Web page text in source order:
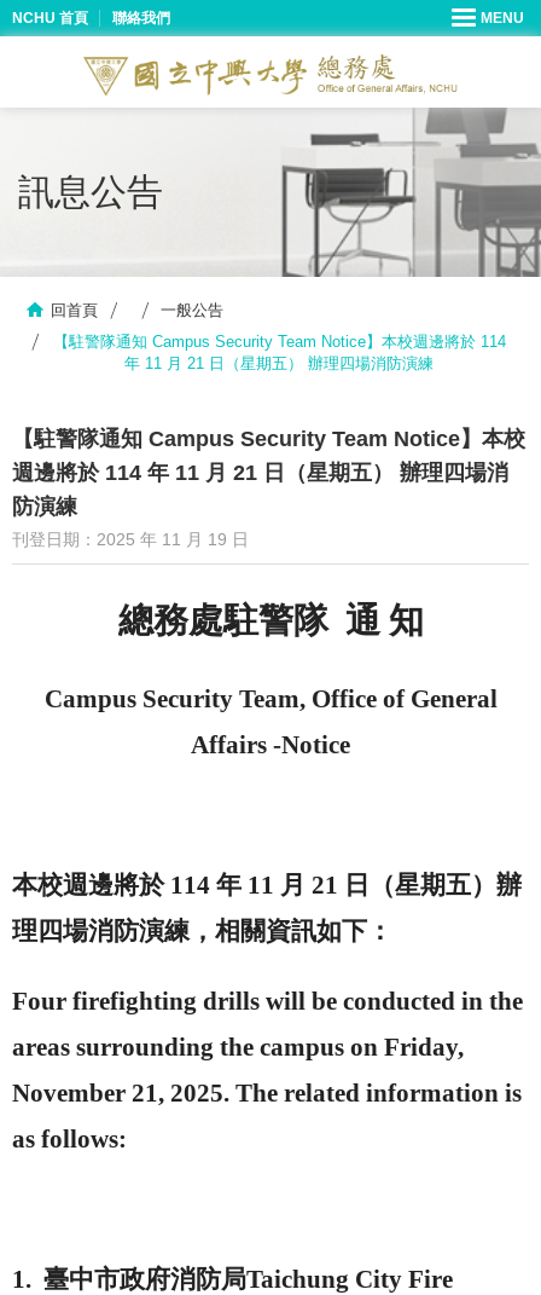
NCHU 首頁 聯絡我們
訊息公告
回首頁
一般公告
【駐警隊通知 Campus Security Team Notice】本校週邊將於 114
年 11 月 21 日（星期五） 辦理四場消防演練
【駐警隊通知 Campus Security Team Notice】本校
週邊將於 114 年 11 月 21 日（星期五） 辦理四場消
防演練
刊登日期：2025 年 11 月 19 日
總務處駐警隊 通 知
Campus Security Team, Office of General
Affairs -Notice
本校週邊將於114 年 11 月 21 日（星期五）辦
理四場消防演練，相關資訊如下：
Four firefighting drills will be conducted in the
areas surrounding the campus on Friday,
November 21, 2025. The related information is
as follows:
1. 臺中市政府消防局Taichung City Fire